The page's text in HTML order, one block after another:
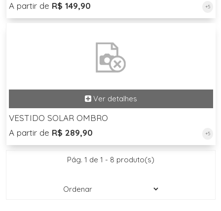
A partir de R$ 149,90 +5
VESTIDO SOLAR OMBRO
A partir de R$ 289,90 +5
Pág. 1 de 1 - 8 produto(s)